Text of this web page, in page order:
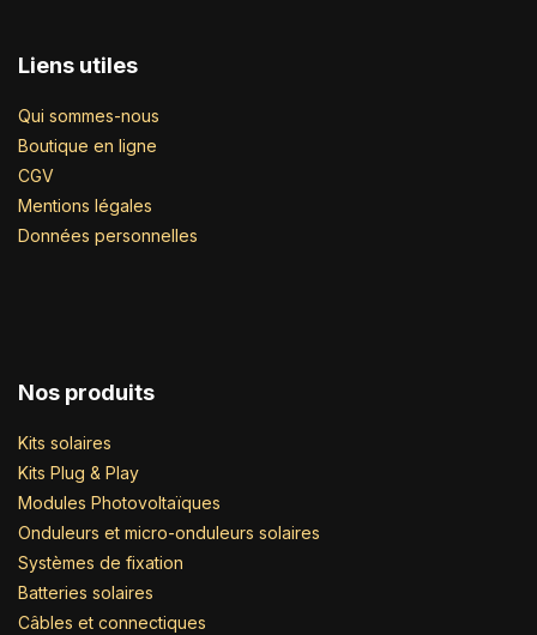
Liens utiles
Qui sommes-nous
Boutique en ligne
CGV
Mentions légales
Données personnelles
Nos produits
Kits solaires
Kits Plug & Play
Modules Photovoltaïques
Onduleurs et micro-onduleurs solaires
Systèmes de fixation
Batteries solaires
Câbles et connectiques